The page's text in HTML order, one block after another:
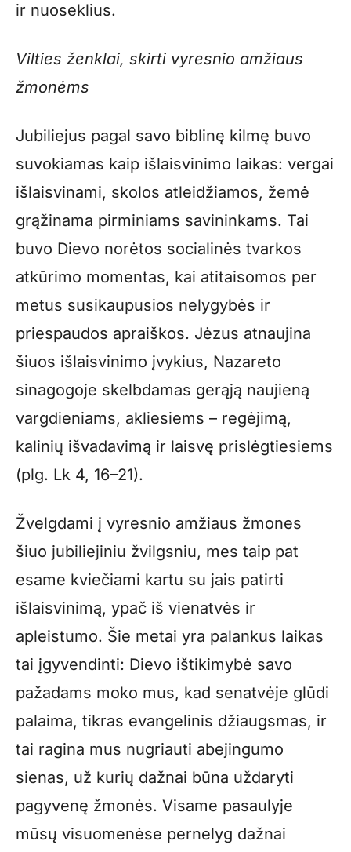
ir nuoseklius.
Vilties ženklai, skirti vyresnio amžiaus
žmonėms
Jubiliejus pagal savo biblinę kilmę buvo
suvokiamas kaip išlaisvinimo laikas: vergai
išlaisvinami, skolos atleidžiamos, žemė
grąžinama pirminiams savininkams. Tai
buvo Dievo norėtos socialinės tvarkos
atkūrimo momentas, kai atitaisomos per
metus susikaupusios nelygybės ir
priespaudos apraiškos. Jėzus atnaujina
šiuos išlaisvinimo įvykius, Nazareto
sinagogoje skelbdamas gerąją naujieną
vargdieniams, akliesiems – regėjimą,
kalinių išvadavimą ir laisvę prislėgtiesiems
(plg. Lk 4, 16–21).
Žvelgdami į vyresnio amžiaus žmones
šiuo jubiliejiniu žvilgsniu, mes taip pat
esame kviečiami kartu su jais patirti
išlaisvinimą, ypač iš vienatvės ir
apleistumo. Šie metai yra palankus laikas
tai įgyvendinti: Dievo ištikimybė savo
pažadams moko mus, kad senatvėje glūdi
palaima, tikras evangelinis džiaugsmas, ir
tai ragina mus nugriauti abejingumo
sienas, už kurių dažnai būna uždaryti
pagyvenę žmonės. Visame pasaulyje
mūsų visuomenėse pernelyg dažnai